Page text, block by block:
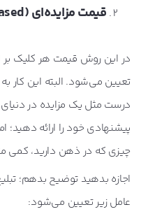
قیمت مزایده‌ای (
در این روش قیمت هر کلیک بر
تعیین می‌شود. البته این کار
درست مثل یک مزایده در
پیشنهادی خود را ارائه دهید؛
چیزی که در ذهن دارید، کمی
اجازه بدهید توضیح بدهم؛
عامل زیر تعیین می‌شود: